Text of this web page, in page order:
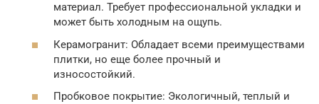
материал. Требует профессиональной укладки и
может быть холодным на ощупь.
Керамогранит: Обладает всеми преимуществами
плитки, но еще более прочный и
износостойкий.
Пробковое покрытие: Экологичный, теплый и